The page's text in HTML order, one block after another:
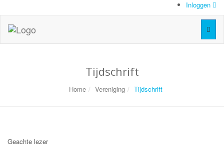
Inloggen
Tijdschrift
Home Vereniging Tijdschrift
Geachte lezer